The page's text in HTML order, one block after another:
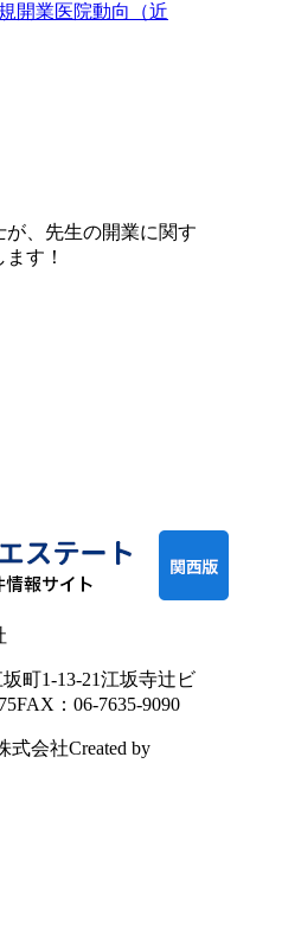
開業医院動向（近
、 先生の開業に関す
す！
町1-13-21江坂寺辻ビ
FAX：06-7635-9090
式会社Created by